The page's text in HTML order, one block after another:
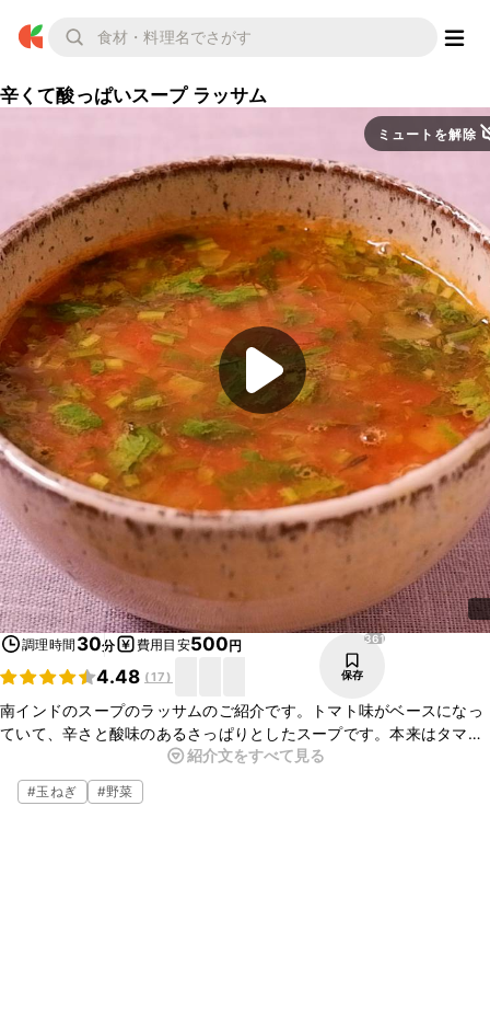
辛くて酸っぱいスープ ラッサム
ミュートを解除
調理時間 30分 費用目安500円
4.48 (17)
361
保存
南インドのスープのラッサムのご紹介です。トマト味がベースになっ
ていて、辛さと酸味のあるさっぱりとしたスープです。本来はタマリ
ンドという乾燥させた果物を使用して作りますが、レモン汁を使用し
て作りました。ぜひお試しください。
紹介文をすべて見る
#玉ねぎ #野菜